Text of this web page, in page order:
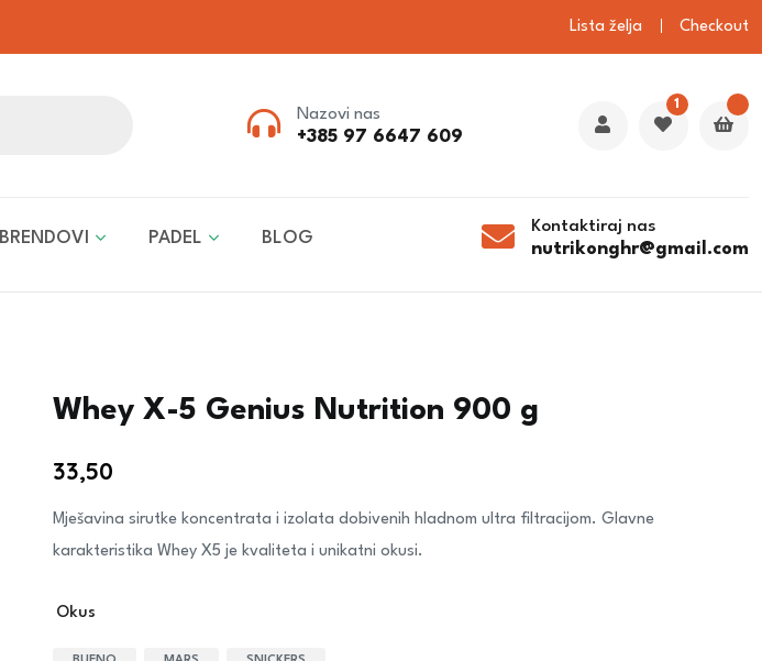
Lista želja Checkout
Nazovi nas
+385 97 6647 609
1
BRENDOVI PADEL BLOG
Kontaktiraj nas
nutrikonghr@gmail.com
Whey X-5 Genius Nutrition 900 g
33,50
Mješavina sirutke koncentrata i izolata dobivenih hladnom ultra filtracijom. Glavne
karakteristika Whey X5 je kvaliteta i unikatni okusi.
Okus